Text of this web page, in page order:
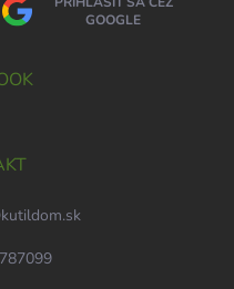
GOOGLE
kutildom.sk